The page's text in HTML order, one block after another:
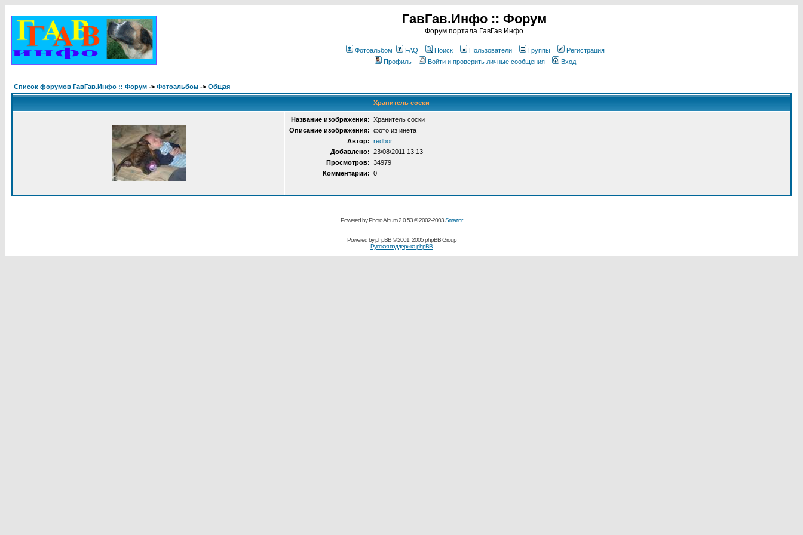
ГавГав.Инфо :: Форум
Форум портала ГавГав.Инфо
Фотоальбом FAQ Поиск Пользователи Группы
Регистрация
Профиль
Войти и проверить личные сообщения Вход
Список форумов ГавГав.Инфо :: Форум -> Фотоальбом -> Общая
Хранитель соски
Название изображения: Хранитель соски
Описание изображения: фото из инета
Автор: redbor
Добавлено: 23/08/2011 13:13
Просмотров: 34979
Комментарии: 0
Powered by Photo Album 2.0.53 © 2002-2003Smartor
Powered byphpBB© 2001, 2005 phpBB Group
Русская поддержка phpBB